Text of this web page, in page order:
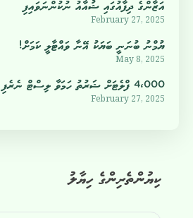
ކިޔުންތެރިންގެ ހިޔާލު
އަޒާންގެ ދިފާއުގައި ޝުއާއު ނުކުންނަވައިފި
February 27, 2025
ޔުމްނު ބުނަނީ ބަޔަކު އޭނާ ވައްޓާލީ ކަމަށް!
May 8, 2025
4،000 ފްލެޓަށް ޝަރުތު ހަމަވާ ލިސްޓް ނެރެފި
February 27, 2025